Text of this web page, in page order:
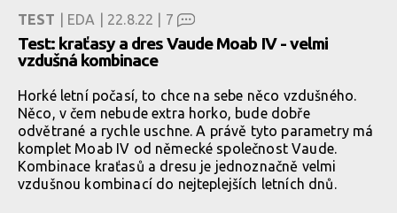
TEST | EDA | 22.8.22 | 7
Test: kraťasy a dres Vaude Moab IV - velmi
vzdušná kombinace
Horké letní počasí, to chce na sebe něco vzdušného.
Něco, v čem nebude extra horko, bude dobře
odvětrané a rychle uschne. A právě tyto parametry má
komplet Moab IV od německé společnost Vaude.
Kombinace kraťasů a dresu je jednoznačně velmi
vzdušnou kombinací do nejteplejších letních dnů.